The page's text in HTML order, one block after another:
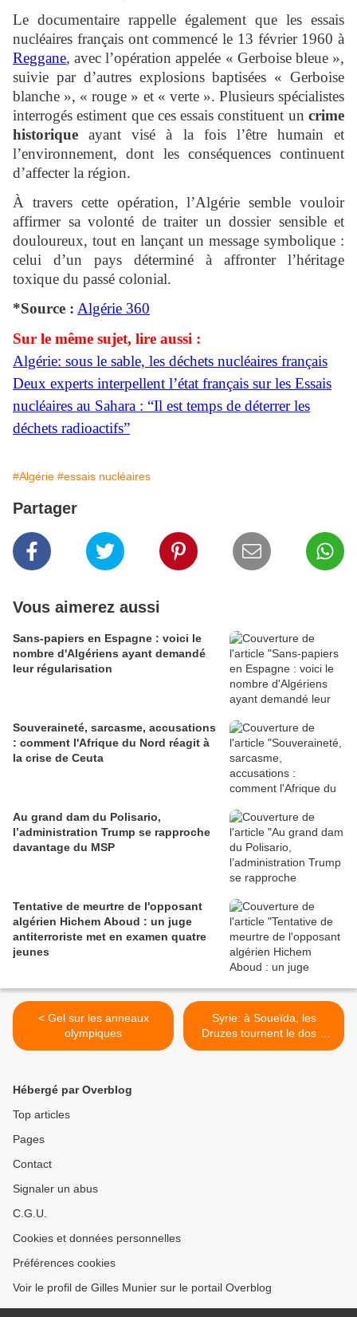
Le documentaire rappelle également que les essais
nucléaires français ont commencé le 13 février 1960 à
Reggane, avec l’opération appelée « Gerboise bleue »,
suivie par d’autres explosions baptisées « Gerboise
blanche », « rouge » et « verte ». Plusieurs spécialistes
interrogés estiment que ces essais constituent un crime
historique ayant visé à la fois l’être humain et
l’environnement, dont les conséquences continuent
d’affecter la région.
À travers cette opération, l’Algérie semble vouloir
affirmer sa volonté de traiter un dossier sensible et
douloureux, tout en lançant un message symbolique :
celui d’un pays déterminé à affronter l’héritage
toxique du passé colonial.
*Source : Algérie 360
Sur le même sujet, lire aussi :
Algérie: sous le sable, les déchets nucléaires français
Deux experts interpellent l’état français sur les Essais
nucléaires au Sahara : “Il est temps de déterrer les
déchets radioactifs”
#Algérie #essais nucléaires
Partager
Vous aimerez aussi
Sans-papiers en Espagne : voici le
nombre d'Algériens ayant demandé
leur régularisation
Souveraineté, sarcasme, accusations
: comment l'Afrique du Nord réagit à
la crise de Ceuta
Au grand dam du Polisario,
l’administration Trump se rapproche
davantage du MSP
Tentative de meurtre de l'opposant
algérien Hichem Aboud : un juge
antiterroriste met en examen quatre
jeunes
< Gel sur les anneaux
olympiques
Syrie: à Soueïda, les
Druzes tournent le dos à
Damas et misent sur le
Hébergé par Overblog
Top articles
Pages
Contact
Signaler un abus
C.G.U.
Cookies et données personnelles
Préférences cookies
Voir le profil de Gilles Munier sur le portail Overblog